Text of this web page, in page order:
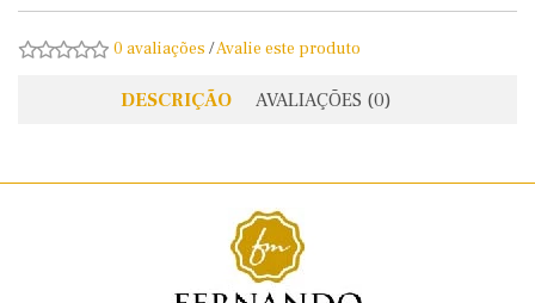
0 avaliações /Avalie este produto
DESCRIÇÃO AVALIAÇÕES (0)